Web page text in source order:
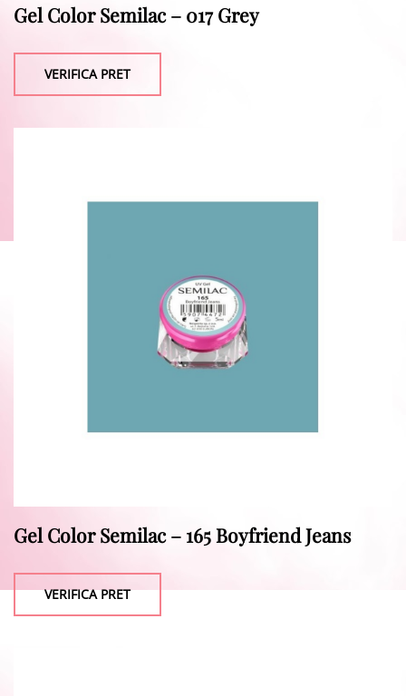
Gel Color Semilac – 017 Grey
VERIFICA PRET
Gel Color Semilac – 165 Boyfriend Jeans
VERIFICA PRET